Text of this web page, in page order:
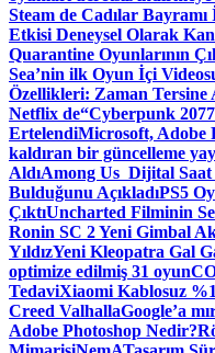
Steam de Cadılar
Etkisi Deneysel Olarak
Quarantine Oyunlarının
Sea’nin ilk Oyun İçi
Özellikleri: Zaman Tersine
Netflix de“Cyberpunk
ErtelendiMicrosoft, Adobe
kaldıran bir güncelleme
AldıAmong Us Dijital Saat
Bulduğunu AçıkladıPS5
ÇıktıUncharted Filminin
Ronin SC 2 Yeni Gimbal
YıldızYeni Kleopatra Gal
optimize edilmiş 31 oyun
TedaviXiaomi Kablosuz
Creed ValhallaGoogle’a
Adobe Photoshop Nedir?